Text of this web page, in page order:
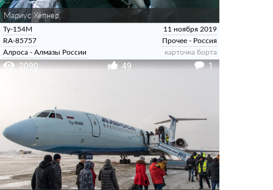
Мариус Хёпнер
Ту-154М
RA-85757
Алроса - Алмазы России
11 ноября 2019
Прочее - Россия
карточка борта
2090 49 1